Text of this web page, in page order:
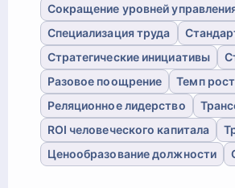
Сокращение уровней
Специализация труда
Стратегические инициативы
Разовое поощрение
Темп
Реляционное лидерство
ROI человеческого капитала
Ценообразование должности